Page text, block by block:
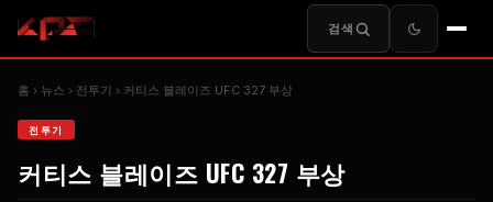
검색
홈 뉴스 전투기 커티스 블레이즈 UFC 327 부상
전투기
커티스 블레이즈 UFC 327 부상